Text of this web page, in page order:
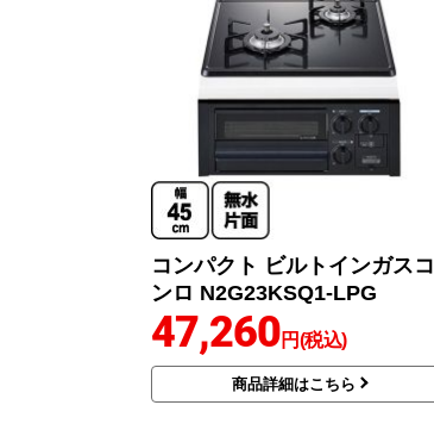
コンパクト ビルトインガスコ
ンロ N2G23KSQ1-LPG
47,260円(税込)
商品詳細はこちら